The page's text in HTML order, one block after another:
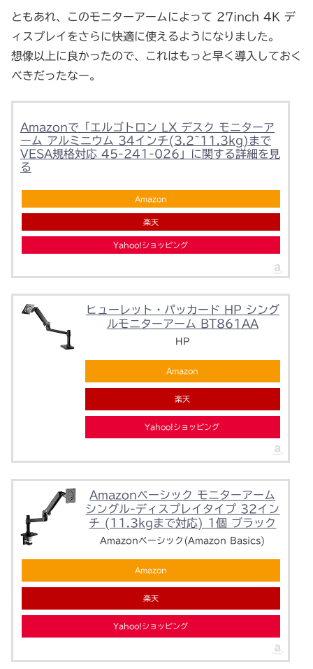
ともあれ、このモニターアームによって 27inch 4K デ
ィスプレイをさらに快適に使えるようになりました。
想像以上に良かったので、これはもっと早く導入しておく
べきだったなー。
Amazonで「エルゴトロン LX デスク モニターア
ーム アルミニウム 34インチ(3.2~11.3kg)まで
VESA規格対応 45-241-026」に関する詳細を見
る
Amazon
楽天
Yahoo!ショッピング
ヒューレット・パッカード HP シング
ルモニターアーム BT861AA
HP
Amazon
楽天
Yahoo!ショッピング
Amazonベーシック モニターアーム
シングル-ディスプレイタイプ 32イン
チ (11.3kgまで対応) 1個 ブラック
Amazonベーシック(Amazon Basics)
Amazon
楽天
Yahoo!ショッピング